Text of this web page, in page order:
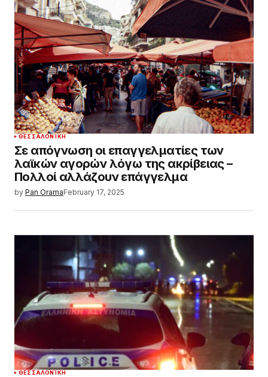
ΘΕΣΣΑΛΟΝΊΚΗ
Σε απόγνωση οι επαγγελματίες των
λαϊκών αγορών λόγω της ακρίβειας –
Πολλοί αλλάζουν επάγγελμα
by Pan OramaFebruary 17, 2025
ΘΕΣΣΑΛΟΝΊΚΗ